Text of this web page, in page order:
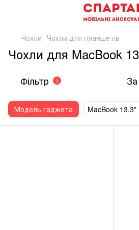
Чохли Чохли для планшетів
Чохли для MacBook
Фільтр 1
Модель гаджета MacBook 13.3"